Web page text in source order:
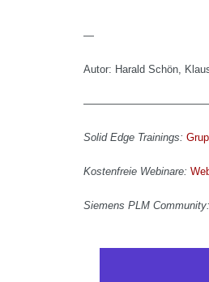
—
Autor: Harald Schön,
Solid Edge Trainings:
Kostenfreie Webinare:
Siemens PLM Community: